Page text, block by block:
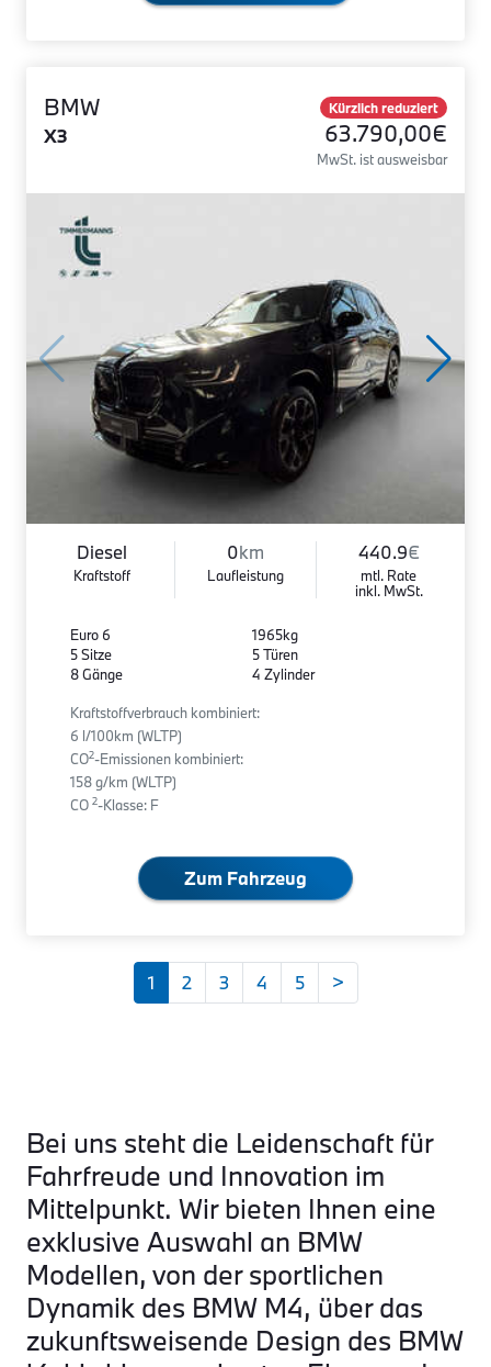
BMW
X3
Kürzlich reduziert
63.790,00€
MwSt. ist ausweisbar
Diesel
Kraftstoff
0km
Laufleistung
440.9€
mtl. Rate
inkl. MwSt.
Euro 6
5 Sitze
8 Gänge
1965kg
5 Türen
4 Zylinder
Kraftstoffverbrauch kombiniert:
6 l/100km (WLTP)
CO2-Emissionen kombiniert:
158 g/km (WLTP)
CO 2-Klasse: F
Zum Fahrzeug
1 2 3 4 5 >
Bei uns steht die Leidenschaft für
Fahrfreude und Innovation im
Mittelpunkt. Wir bieten Ihnen eine
exklusive Auswahl an BMW
Modellen, von der sportlichen
Dynamik des BMW M4, über das
zukunftsweisende Design des BMW